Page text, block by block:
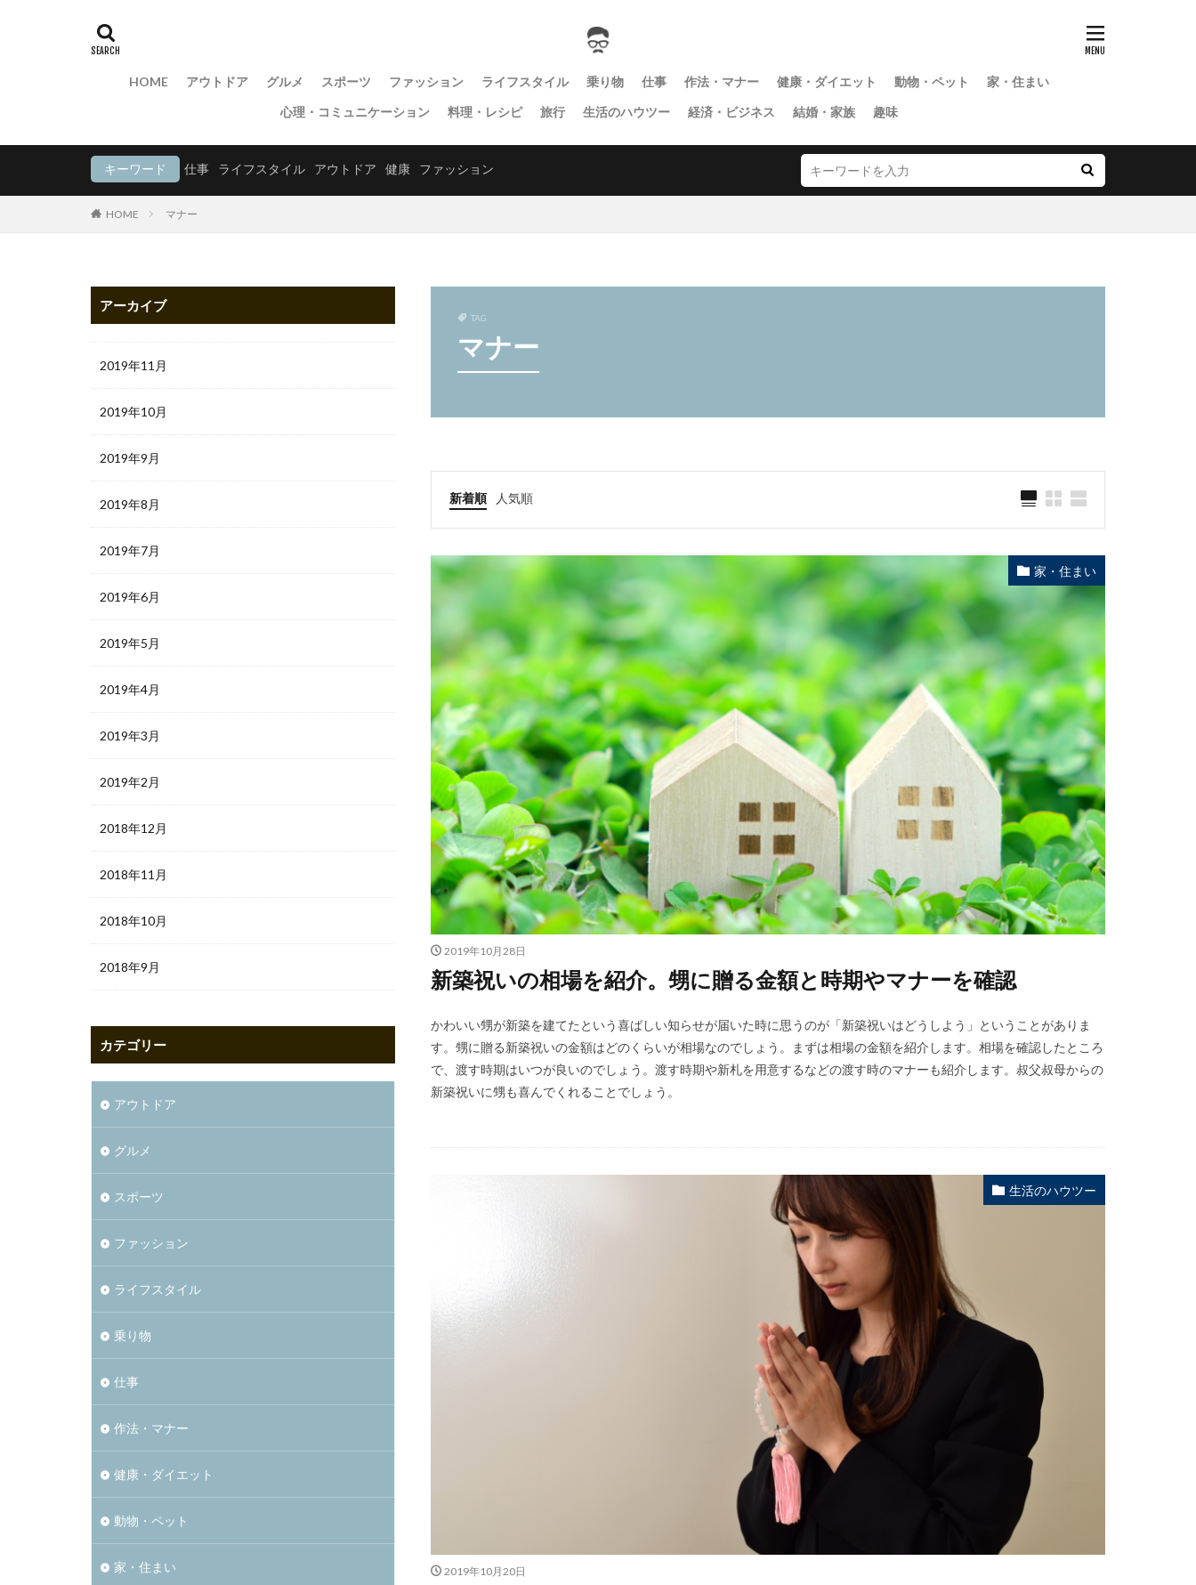
HOME アウトドア グルメ スポーツ ファッション ライフスタイル 乗り物 仕事 作法・マナー 健康・ダイエット 動物・ペット
家・住まい
心理・コミュニケーション
料理・レシピ 旅行 生活のハウツー 経済・ビジネス 結婚・家族 趣味
キーワード 仕事 ライフスタイル アウトドア 健康 ファッション
HOME マナー
TAG
マナー
新着順 人気順
家・住まい
2019年10月28日
新築祝いの相場を紹介。甥に贈る金額と時期やマナーを確認
かわいい甥が新築を建てたという喜ばしい知らせが届いた時に思うのが「新築祝いはどうしよう」ということがありま
す。甥に贈る新築祝いの金額はどのくらいが相場なのでしょう。まずは相場の金額を紹介します。相場を確認したところ
で、渡す時期はいつが良いのでしょう。渡す時期や新札を用意するなどの渡す時のマナーも紹介します。叔父叔母からの
新築祝いに甥も喜んでくれることでしょう。
生活のハウツー
2019年10月20日
アーカイブ
2019年11月
2019年10月
2019年9月
2019年8月
2019年7月
2019年6月
2019年5月
2019年4月
2019年3月
2019年2月
2018年12月
2018年11月
2018年10月
2018年9月
カテゴリー
アウトドア
グルメ
スポーツ
ファッション
ライフスタイル
乗り物
仕事
作法・マナー
健康・ダイエット
動物・ペット
家・住まい